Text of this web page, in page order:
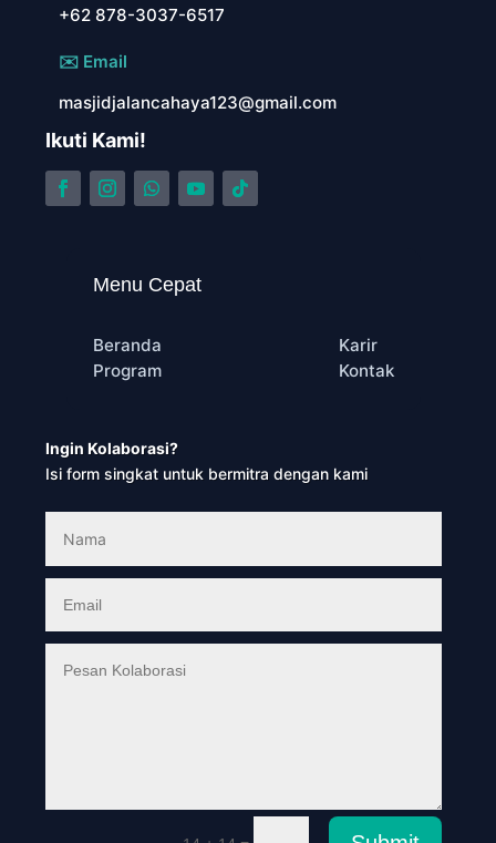
+62 878-3037-6517
✉️ Email
masjidjalancahaya123@gmail.com
Ikuti Kami!
Menu Cepat
Beranda
Program
Karir
Kontak
Ingin Kolaborasi?
Isi form singkat untuk bermitra dengan kami